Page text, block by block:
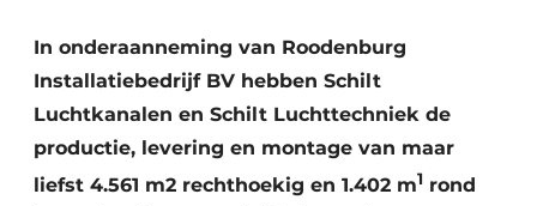
In onderaanneming van Roodenburg
Installatiebedrijf BV hebben Schilt
Luchtkanalen en Schilt Luchttechniek de
productie, levering en montage van maar
liefst 4.561 m2 rechthoekig en 1.402 m1 rond